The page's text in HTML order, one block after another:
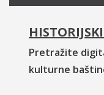
Pretražite
kulturne